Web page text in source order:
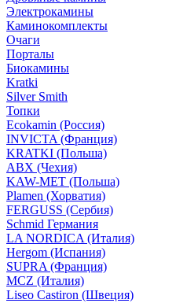
Электрокамины
Каминокомплекты
Очаги
Порталы
Биокамины
Kratki
Silver Smith
Топки
Ecokamin (Россия)
INVICTA (Франция)
KRATKI (Польша)
ABX (Чехия)
KAW-MET (Польша)
Plamen (Хорватия)
FERGUSS (Сербия)
Schmid Германия
LA NORDICA (Италия)
Hergom (Испания)
SUPRA (Франция)
MCZ (Италия)
Liseo Castiron (Швеция)